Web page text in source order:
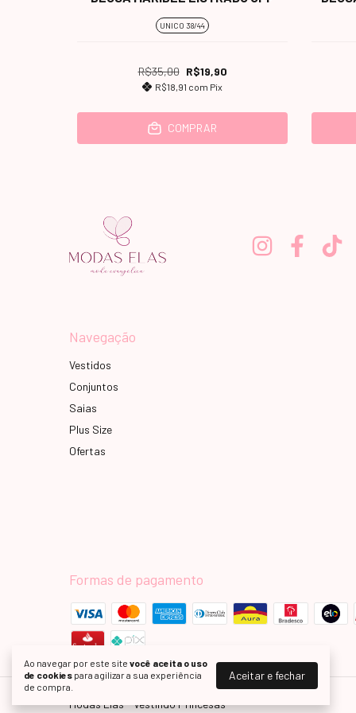
Ao navegar por este site você aceita o uso
de cookies para agilizar a sua experiência
de compra.
Aceitar e fechar
UNICO 38/44
R$35,00 R$19,90
R$18,91 com Pix
COMPRAR
Navegação
Vestidos
Conjuntos
Saias
Plus Size
Ofertas
Formas de pagamento
Modas Elas - Vestindo Princesas